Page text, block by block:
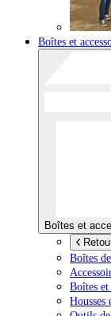
Boîtes et
Boîtes et
Boîtes
Boîtes et
Housses